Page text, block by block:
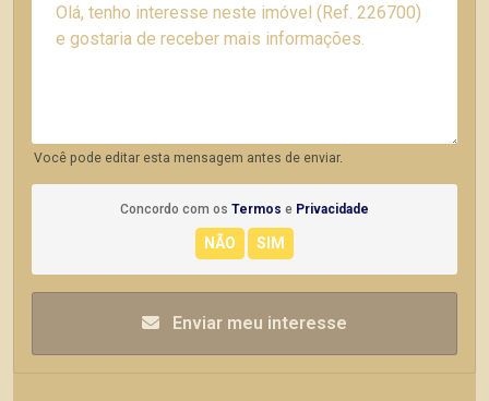
Você pode editar esta mensagem antes de enviar.
Concordo com os Termos e Privacidade
Enviar meu interesse